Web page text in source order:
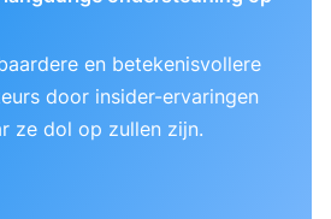
en betekenisvollere
door insider-ervaringen
ze dol op zullen zijn.